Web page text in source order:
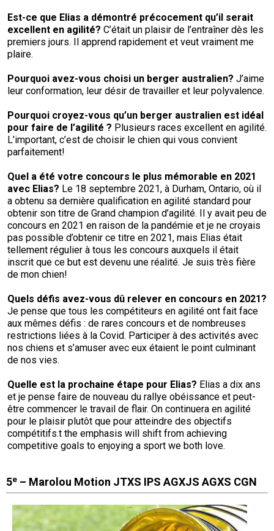
Est-ce que Elias a démontré précocement qu’il serait
excellent en agilité? C’était un plaisir de l’entraîner dès les
premiers jours. Il apprend rapidement et veut vraiment me
plaire.
Pourquoi avez-vous choisi un berger australien? J’aime
leur conformation, leur désir de travailler et leur polyvalence.
Pourquoi croyez-vous qu’un berger australien est idéal
pour faire de l’agilité ? Plusieurs races excellent en agilité.
L’important, c’est de choisir le chien qui vous convient
parfaitement!
Quel a été votre concours le plus mémorable en 2021
avec Elias? Le 18 septembre 2021, à Durham, Ontario, où il
a obtenu sa dernière qualification en agilité standard pour
obtenir son titre de Grand champion d’agilité. Il y avait peu de
concours en 2021 en raison de la pandémie et je ne croyais
pas possible d’obtenir ce titre en 2021, mais Elias était
tellement régulier à tous les concours auxquels il était
inscrit que ce but est devenu une réalité. Je suis très fière
de mon chien!
Quels défis avez-vous dû relever en concours en 2021?
Je pense que tous les compétiteurs en agilité ont fait face
aux mêmes défis : de rares concours et de nombreuses
restrictions liées à la Covid. Participer à des activités avec
nos chiens et s’amuser avec eux étaient le point culminant
de nos vies.
Quelle est la prochaine étape pour Elias? Elias a dix ans
et je pense faire de nouveau du rallye obéissance et peut-
être commencer le travail de flair. On continuera en agilité
pour le plaisir plutôt que pour atteindre des objectifs
compétitifs.t the emphasis will shift from achieving
competitive goals to enjoying a sport we both love.
5e – Marolou Motion JTXS IPS AGXJS AGXS CGN